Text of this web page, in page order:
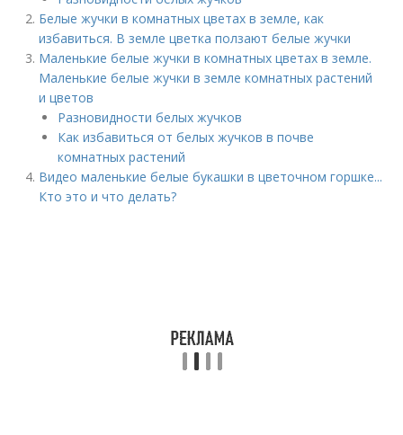
Белые жучки в комнатных цветах в земле, как
избавиться. В земле цветка ползают белые жучки
Маленькие белые жучки в комнатных цветах в земле.
Маленькие белые жучки в земле комнатных растений
и цветов
Разновидности белых жучков
Как избавиться от белых жучков в почве
комнатных растений
Видео маленькие белые букашки в цветочном горшке...
Кто это и что делать?